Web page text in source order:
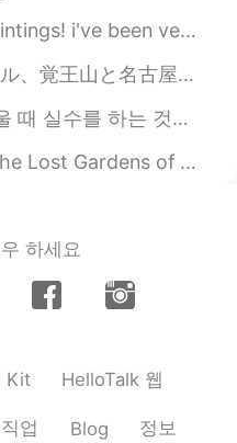
の夜ご飯つくり
の夜ご飯
を
高に会います。
with work for my PhD and sadly had some...
インスピレーションは古いアメリカの文化かな… メニューも美味しかった〜タルタル...
적인 것이라고 생각한다. 중요한 것은 적어도 모국어가 아닌 언어를 배우려...
헬리건의 잃어버린 정원>에서 찍은 사진 몇 장 Is 헬...
하세요
Kit HelloTalk 웹
직업 Blog 정보